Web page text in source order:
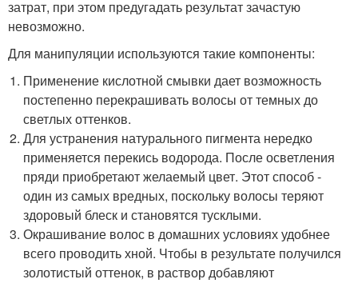
затрат, при этом предугадать результат зачастую
невозможно.
Для манипуляции используются такие компоненты:
Применение кислотной смывки дает возможность
постепенно перекрашивать волосы от темных до
светлых оттенков.
Для устранения натурального пигмента нередко
применяется перекись водорода. После осветления
пряди приобретают желаемый цвет. Этот способ -
один из самых вредных, поскольку волосы теряют
здоровый блеск и становятся тусклыми.
Окрашивание волос в домашних условиях удобнее
всего проводить хной. Чтобы в результате получился
золотистый оттенок, в раствор добавляют